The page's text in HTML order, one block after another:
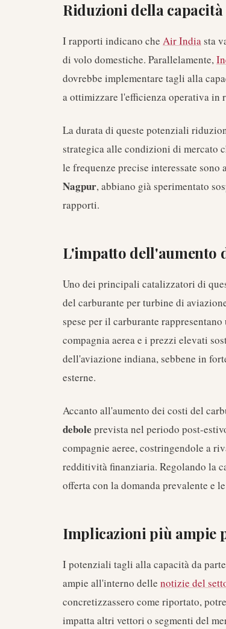
Riduzioni della
I rapporti indicano che Air Indiasta
di volo domestiche. Parallelamente,
dovrebbe implementare tagli alla
a ottimizzare l'efficienza operativa in
La durata di queste potenziali
strategica alle condizioni di mercato
le frequenze precise interessate
Nagpur, abbiano già sperimentato
rapporti.
L'impatto dell'aumento
Uno dei principali catalizzatori di
del carburante per turbine di
spese per il carburante
compagnia aerea e i prezzi elevati
dell'aviazione indiana, sebbene in
esterne.
Accanto all'aumento dei costi del
debole prevista nel periodo post-
compagnie aeree, costringendole a
redditività finanziaria. Regolando la
offerta con la domanda prevalente e
Implicazioni più ampie
I potenziali tagli alla capacità da
ampie all'interno delle notizie del
concretizzassero come riportato,
impatta altri vettori o segmenti del